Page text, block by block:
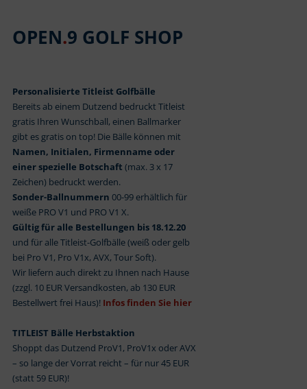
OPEN.9 GOLF SHOP
Personalisierte Titleist Golfbälle
Bereits ab einem Dutzend bedruckt Titleist
gratis Ihren Wunschball, einen Ballmarker
gibt es gratis on top! Die Bälle können mit
Namen, Initialen, Firmenname oder
einer spezielle Botschaft (max. 3 x 17
Zeichen) bedruckt werden.
Sonder-Ballnummern 00-99 erhältlich für
weiße PRO V1 und PRO V1 X.
Gültig für alle Bestellungen bis 18.12.20
und für alle Titleist-Golfbälle (weiß oder gelb
bei Pro V1, Pro V1x, AVX, Tour Soft).
Wir liefern auch direkt zu Ihnen nach Hause
(zzgl. 10 EUR Versandkosten, ab 130 EUR
Bestellwert frei Haus)! Infos finden Sie hier
TITLEIST Bälle Herbstaktion
Shoppt das Dutzend ProV1, ProV1x oder AVX
– so lange der Vorrat reicht – für nur 45 EUR
(statt 59 EUR)!